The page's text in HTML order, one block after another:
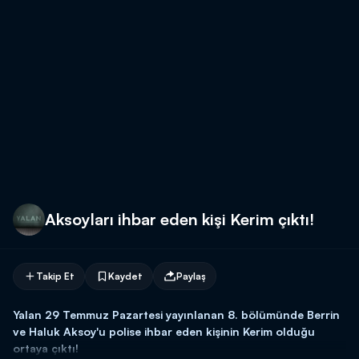
Aksoyları ihbar eden kişi Kerim çıktı!
Takip Et Kaydet Paylaş
Yalan 29 Temmuz Pazartesi yayınlanan 8. bölümünde Berrin
ve Haluk Aksoy'u polise ihbar eden kişinin Kerim olduğu
ortaya çıktı!